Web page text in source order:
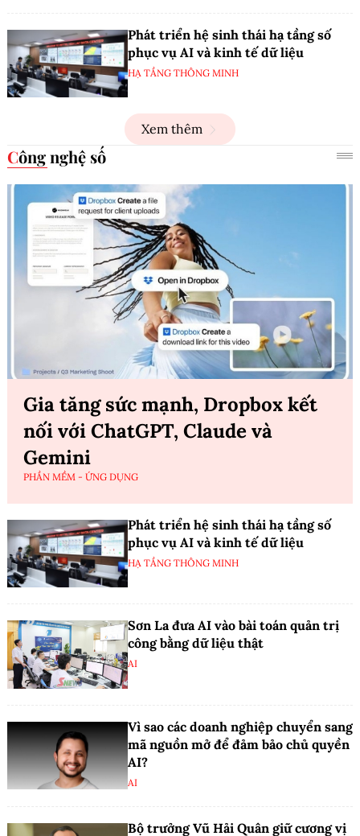
Phát triển hệ sinh thái hạ tầng số
phục vụ AI và kinh tế dữ liệu
HẠ TẦNG THÔNG MINH
Xem thêm
Công nghệ số
Gia tăng sức mạnh, Dropbox kết
nối với ChatGPT, Claude và
Gemini
PHẦN MỀM - ỨNG DỤNG
Phát triển hệ sinh thái hạ tầng số
phục vụ AI và kinh tế dữ liệu
HẠ TẦNG THÔNG MINH
Sơn La đưa AI vào bài toán quản trị
công bằng dữ liệu thật
AI
Vì sao các doanh nghiệp chuyển sang
mã nguồn mở để đảm bảo chủ quyền
AI?
AI
Bộ trưởng Vũ Hải Quân giữ cương vị